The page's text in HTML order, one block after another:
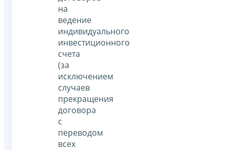
на
ведение
индивидуального
инвестиционного
счета
(за
исключением
случаев
прекращения
договора
с
переводом
всех